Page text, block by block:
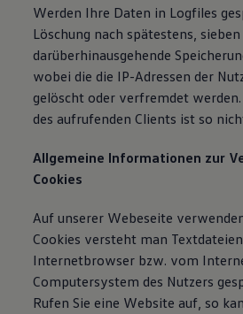
Werden Ihre Daten in Logfiles
Löschung nach spätestens, sieben
darüberhinausgehende
wobei die die IP-Adressen der
gelöscht oder verfremdet
des aufrufenden Clients ist so
Allgemeine Informationen zur
Cookies
Auf unserer Webeseite
Cookies versteht man
Internetbrowser bzw. vom
Computersystem des Nutzers
Rufen Sie eine Website auf, so